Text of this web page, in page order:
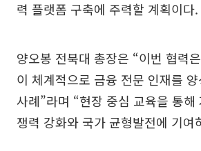
력 플랫폼 구축에 주력할 계획이다.
양오봉 전북대 총장은 “이번 협력
이 체계적으로 금융 전문 인재를
사례”라며 “현장 중심 교육을 통해
쟁력 강화와 국가 균형발전에 기여